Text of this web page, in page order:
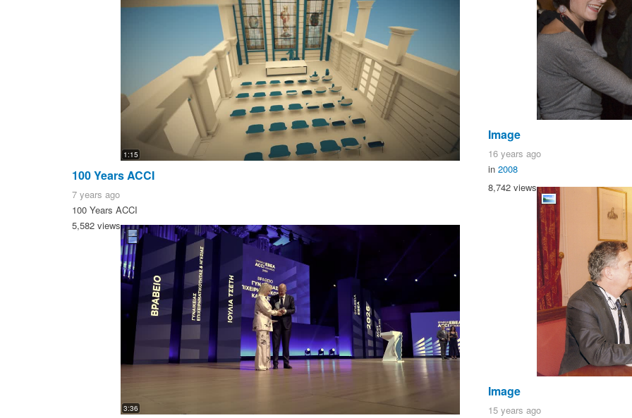
1:15
100 Years ACCI
7 years ago
100 Years ACCI
5,582 views
3:36
Image
16 years ago
in 2008
8,742 views
Image
15 years ago